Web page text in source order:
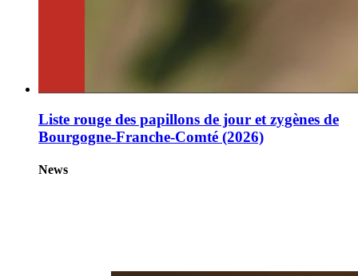
Liste rouge des papillons de jour et zygènes de
Bourgogne-Franche-Comté (2026)
News